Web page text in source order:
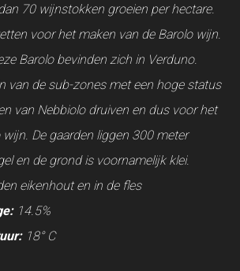
70 wijnstokken groeien per hectare.
voor het maken van de Barolo wijn.
Barolo bevinden zich in Verduno.
van de sub-zones met een hoge status
van Nebbiolo druiven en dus voor het
De gaarden liggen 300 meter
en de grond is voornamelijk klei.
eikenhout en in de fles
14.5%
18° C